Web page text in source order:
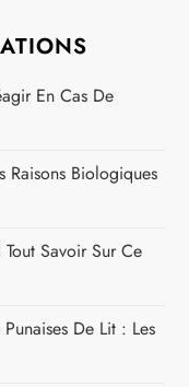
En Cas De
Raisons Biologiques
Savoir Sur Ce
De Lit : Les